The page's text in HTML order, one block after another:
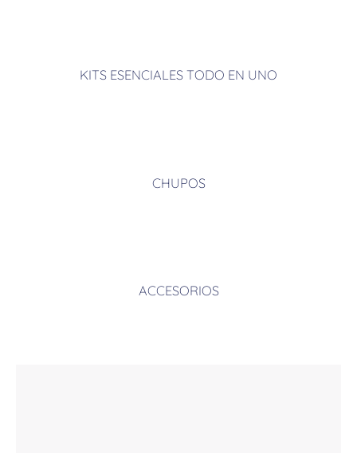
KITS ESENCIALES TODO EN UNO
CHUPOS
ACCESORIOS